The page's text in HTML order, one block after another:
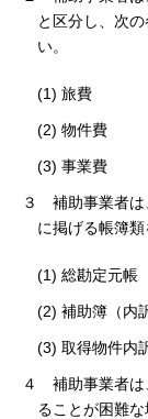
と区分し、次
い。
(1) 旅費
(2) 物件費
(3) 事業費
３ 補助事業者は
に掲げる帳簿類
(1) 総勘定元帳
(2) 補助簿（内
(3) 取得物件内
４ 補助事業者は
ることが困難